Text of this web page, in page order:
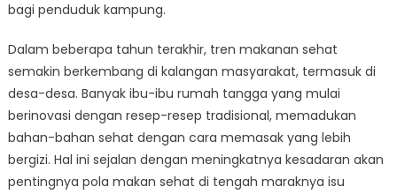
bagi penduduk kampung.
Dalam beberapa tahun terakhir, tren makanan sehat
semakin berkembang di kalangan masyarakat, termasuk di
desa-desa. Banyak ibu-ibu rumah tangga yang mulai
berinovasi dengan resep-resep tradisional, memadukan
bahan-bahan sehat dengan cara memasak yang lebih
bergizi. Hal ini sejalan dengan meningkatnya kesadaran akan
pentingnya pola makan sehat di tengah maraknya isu